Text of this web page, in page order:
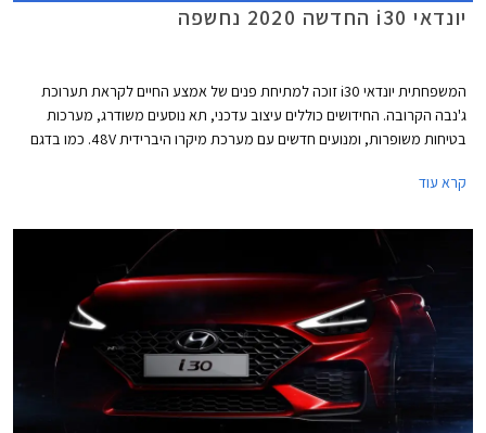
יונדאי i30 החדשה 2020 נחשפה
המשפחתית יונדאי i30 זוכה למתיחת פנים של אמצע החיים לקראת תערוכת
ג'נבה הקרובה. החידושים כוללים עיצוב עדכני, תא נוסעים משודרג, מערכות
בטיחות משופרות, ומנועים חדשים עם מערכת מיקרו היברידית 48V. כמו בדגם
קרא עוד